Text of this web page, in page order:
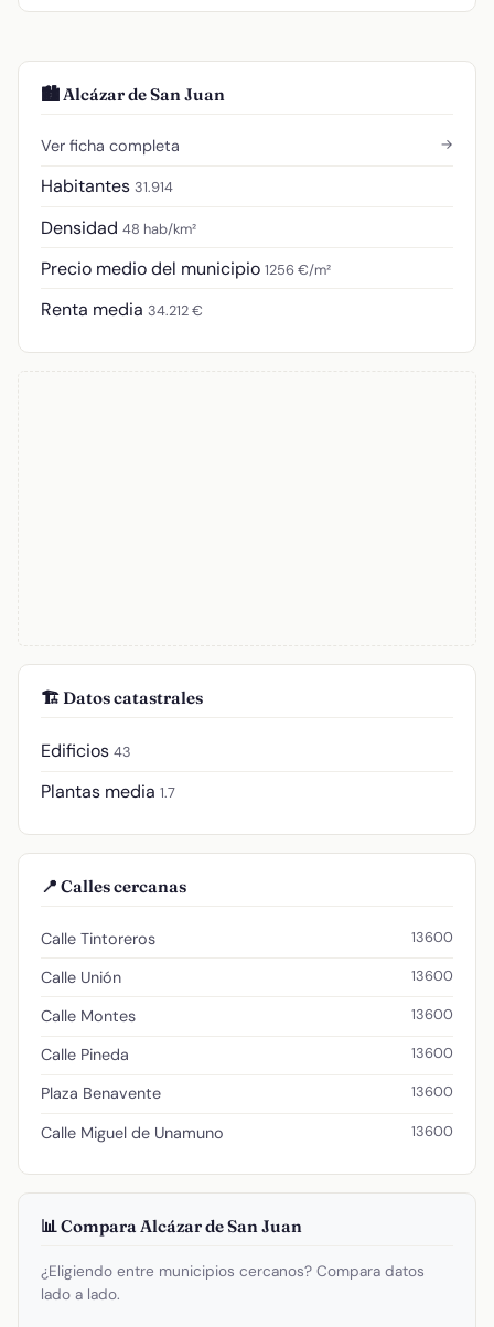
🏙️ Alcázar de San Juan
Ver ficha completa →
Habitantes 31.914
Densidad 48 hab/km²
Precio medio del municipio 1256 €/m²
Renta media 34.212 €
🏗️ Datos catastrales
Edificios 43
Plantas media 1.7
📍 Calles cercanas
Calle Tintoreros 13600
Calle Unión 13600
Calle Montes 13600
Calle Pineda 13600
Plaza Benavente 13600
Calle Miguel de Unamuno 13600
📊 Compara Alcázar de San Juan
¿Eligiendo entre municipios cercanos? Compara datos
lado a lado.